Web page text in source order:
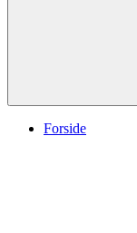
Forside